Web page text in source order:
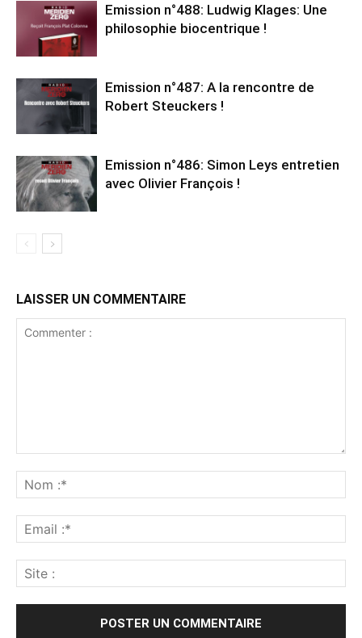
Emission n°488: Ludwig Klages: Une
philosophie biocentrique !
Emission n°487: A la rencontre de
Robert Steuckers !
Emission n°486: Simon Leys entretien
avec Olivier François !
LAISSER UN COMMENTAIRE